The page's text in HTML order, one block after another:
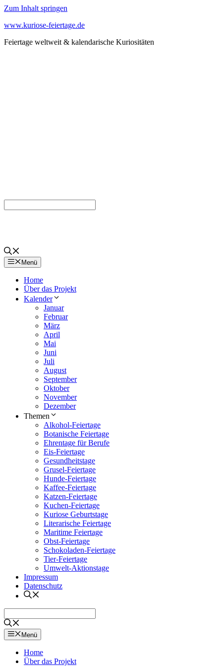
Zum Inhalt springen
www.kuriose-feiertage.de
Feiertage weltweit & kalendarische Kuriositäten
Menü
Home
Über das Projekt
Kalender
Januar
Februar
März
April
Mai
Juni
Juli
August
September
Oktober
November
Dezember
Themen
Alkohol-Feiertage
Botanische Feiertage
Ehrentage für Berufe
Eis-Feiertage
Gesundheitstage
Grusel-Feiertage
Hunde-Feiertage
Kaffee-Feiertage
Katzen-Feiertage
Kuchen-Feiertage
Kuriose Geburtstage
Literarische Feiertage
Maritime Feiertage
Obst-Feiertage
Schokoladen-Feiertage
Tier-Feiertage
Umwelt-Aktionstage
Impressum
Datenschutz
Menü
Home
Über das Projekt